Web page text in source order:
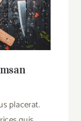
placerat.